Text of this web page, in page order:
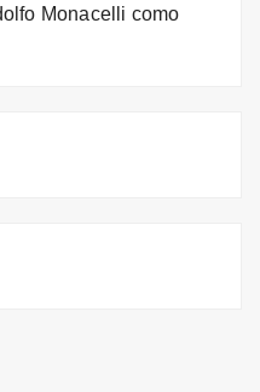
Monacelli como